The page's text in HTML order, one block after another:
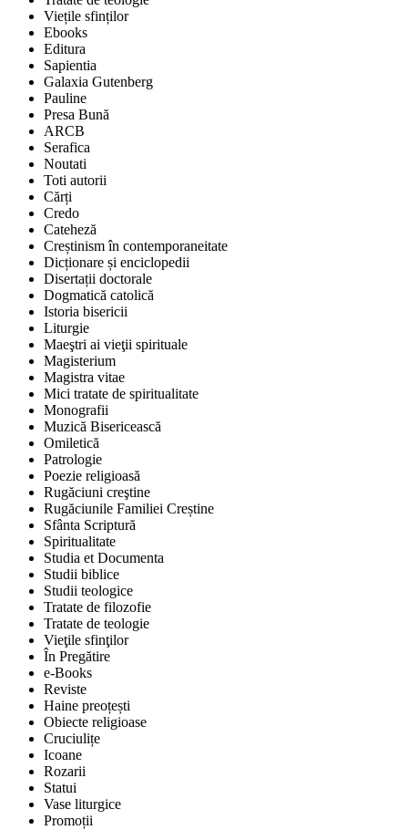
Viețile sfinților
Ebooks
Editura
Sapientia
Galaxia Gutenberg
Pauline
Presa Bună
ARCB
Serafica
Noutati
Toti autorii
Cărți
Credo
Cateheză
Creștinism în contemporaneitate
Dicționare și enciclopedii
Disertații doctorale
Dogmatică catolică
Istoria bisericii
Liturgie
Maeştri ai vieţii spirituale
Magisterium
Magistra vitae
Mici tratate de spiritualitate
Monografii
Muzică Bisericească
Omiletică
Patrologie
Poezie religioasă
Rugăciuni creştine
Rugăciunile Familiei Creștine
Sfânta Scriptură
Spiritualitate
Studia et Documenta
Studii biblice
Studii teologice
Tratate de filozofie
Tratate de teologie
Vieţile sfinţilor
În Pregătire
e-Books
Reviste
Haine preoțești
Obiecte religioase
Cruciulițe
Icoane
Rozarii
Statui
Vase liturgice
Promoții